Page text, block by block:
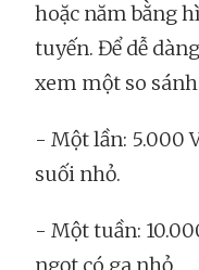
hoặc năm bằng
tuyến. Để dễ
xem một so
- Một lần: 5.000
suối nhỏ.
- Một tuần: